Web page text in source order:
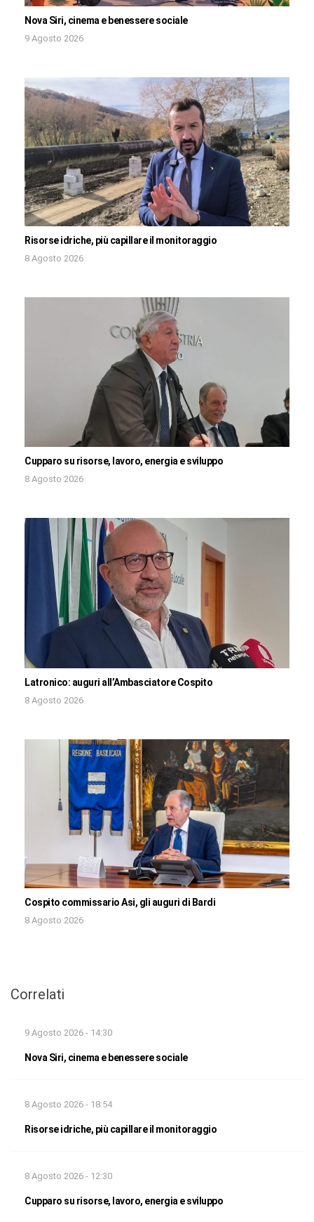
Nova Siri, cinema e benessere sociale
9 Agosto 2026
Risorse idriche, più capillare il monitoraggio
8 Agosto 2026
Cupparo su risorse, lavoro, energia e sviluppo
8 Agosto 2026
Latronico: auguri all’Ambasciatore Cospito
8 Agosto 2026
Cospito commissario Asi, gli auguri di Bardi
8 Agosto 2026
Correlati
9 Agosto 2026 - 14:30
Nova Siri, cinema e benessere sociale
8 Agosto 2026 - 18:54
Risorse idriche, più capillare il monitoraggio
8 Agosto 2026 - 12:30
Cupparo su risorse, lavoro, energia e sviluppo